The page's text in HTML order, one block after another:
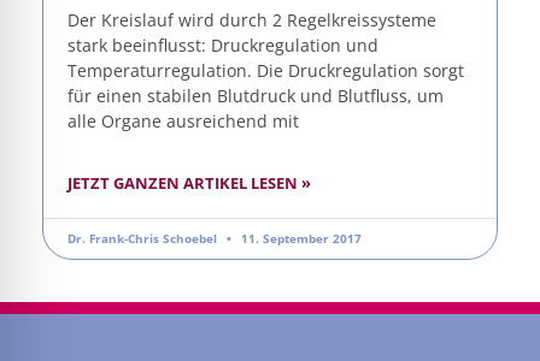
Der Kreislauf wird durch 2 Regelkreissysteme
stark beeinflusst: Druckregulation und
Temperaturregulation. Die Druckregulation sorgt
für einen stabilen Blutdruck und Blutfluss, um
alle Organe ausreichend mit
JETZT GANZEN ARTIKEL LESEN »
Dr. Frank-Chris Schoebel 11. September 2017